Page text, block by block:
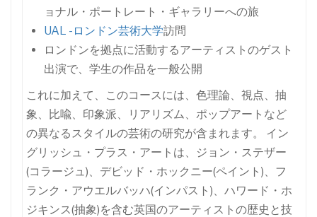
ョナル・ポートレート・ギャラリーへの旅
UAL -ロンドン芸術大学訪問
ロンドンを拠点に活動するアーティストのゲスト
出演で、学生の作品を一般公開
これに加えて、このコースには、色理論、視点、抽
象、比喩、印象派、リアリズム、ポップアートなど
の異なるスタイルの芸術の研究が含まれます。 イン
グリッシュ・プラス・アートは、ジョン・ステザー
(コラージュ)、デビッド・ホックニー(ペイント)、フ
ランク・アウエルバッハ(インパスト)、ハワード・ホ
ジキンス(抽象)を含む英国のアーティストの歴史と技